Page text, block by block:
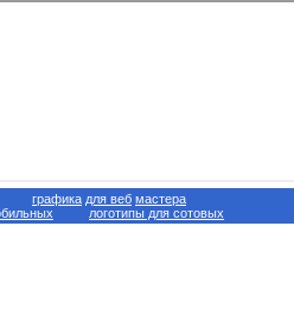
графика для веб мастера
логотипы для сотовых